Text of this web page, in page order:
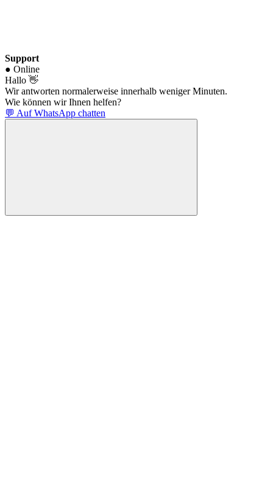
Support
● Online
Hallo 👋
Wir antworten normalerweise innerhalb weniger Minuten.
Wie können wir Ihnen helfen?
💬 Auf WhatsApp chatten